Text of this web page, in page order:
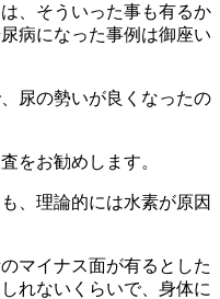
、そういった事も有るか
病になった事例は御座い
尿の勢いが良くなったの
をお勧めします。
、理論的には水素が原因
マイナス面が有るとした
れないくらいで、身体に